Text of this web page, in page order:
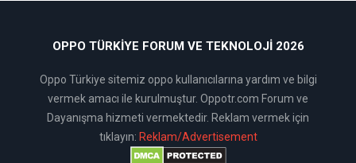
OPPO TÜRKIYE FORUM VE TEKNOLOJI 2026
Oppo Türkiye sitemiz oppo kullanıcılarına yardım ve bilgi
vermek amacı ile kurulmuştur. Oppotr.com Forum ve
Dayanışma hizmeti vermektedir. Reklam vermek için
tıklayın: Reklam/Advertisement